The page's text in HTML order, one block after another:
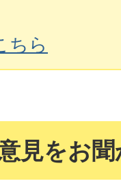
ちら
見をお